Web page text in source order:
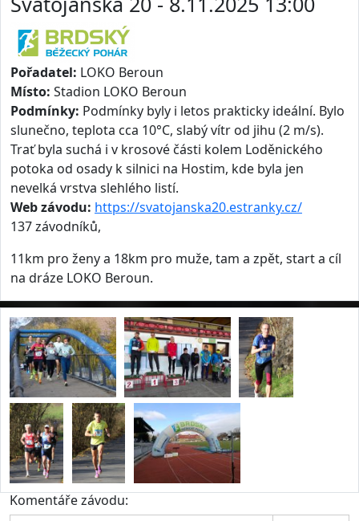
Pořadatel: LOKO Beroun
Místo: Stadion LOKO Beroun
Podmínky: Podmínky byly i letos prakticky ideální. Bylo
slunečno, teplota cca 10°C, slabý vítr od jihu (2 m/s).
Trať byla suchá i v krosové části kolem Loděnického
potoka od osady k silnici na Hostim, kde byla jen
nevelká vrstva slehlého listí.
Web závodu: https://svatojanska20.estranky.cz/
137 závodníků,
11km pro ženy a 18km pro muže, tam a zpět, start a cíl
na dráze LOKO Beroun.
Komentáře závodu: